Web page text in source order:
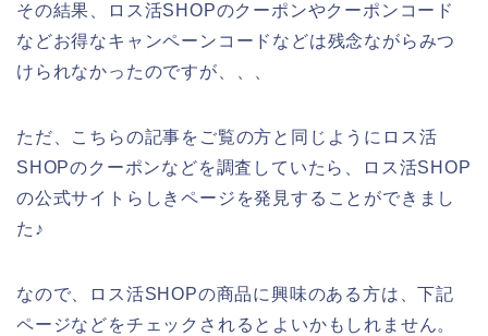
その結果、ロス活SHOPのクーポンやクーポンコード
などお得なキャンペーンコードなどは残念ながらみつ
けられなかったのですが、、、
ただ、こちらの記事をご覧の方と同じようにロス活
SHOPのクーポンなどを調査していたら、ロス活SHOP
の公式サイトらしきページを発見することができまし
た♪
なので、ロス活SHOPの商品に興味のある方は、下記
ページなどをチェックされるとよいかもしれません。